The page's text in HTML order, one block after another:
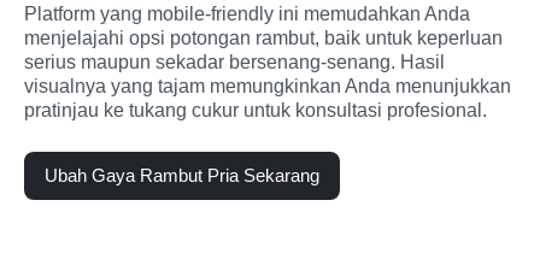
Platform yang mobile-friendly ini memudahkan Anda
menjelajahi opsi potongan rambut, baik untuk keperluan
serius maupun sekadar bersenang-senang. Hasil
visualnya yang tajam memungkinkan Anda menunjukkan
pratinjau ke tukang cukur untuk konsultasi profesional.
Ubah Gaya Rambut Pria Sekarang